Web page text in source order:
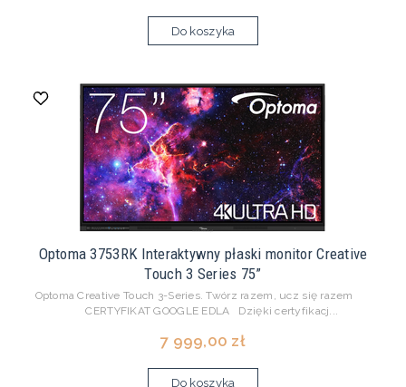
Do koszyka
Optoma 3753RK Interaktywny płaski monitor Creative
Touch 3 Series 75”
Optoma Creative Touch 3-Series. Twórz razem, ucz się razem
CERTYFIKAT GOOGLE EDLA Dzięki certyfikacj...
7 999,00 zł
Do koszyka